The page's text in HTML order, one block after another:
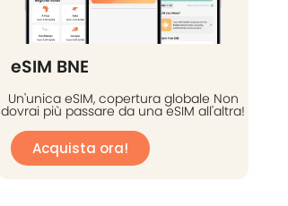
eSIM BNE
Un'unica eSIM, copertura globale Non
dovrai più passare da una eSIM all'altra!
Acquista ora!